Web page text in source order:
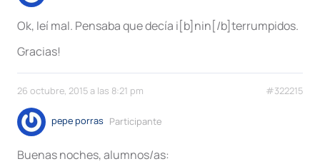
Ok, leí mal. Pensaba que decía i[b]nin[/b]terrumpidos.
Gracias!
26 octubre, 2015 a las 8:21 pm #322215
pepe porras Participante
Buenas noches, alumnos/as: